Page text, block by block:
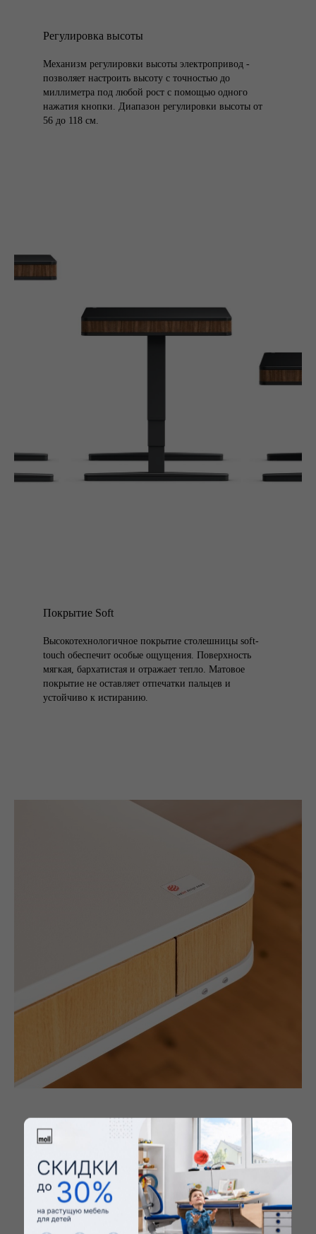
Регулировка высоты
Механизм регулировки высоты электропривод -
позволяет настроить высоту с точностью до
миллиметра под любой рост с помощью одного
нажатия кнопки. Диапазон регулировки высоты от
56 до 118 см.
Покрытие Soft
Высокотехнологичное покрытие столешницы soft-
touch обеспечит особые ощущения. Поверхность
мягкая, бархатистая и отражает тепло. Матовое
покрытие не оставляет отпечатки пальцев и
устойчиво к истиранию.
Возможность работать стоя
Moll T8 M - для работы стоя. Подходит для детей и